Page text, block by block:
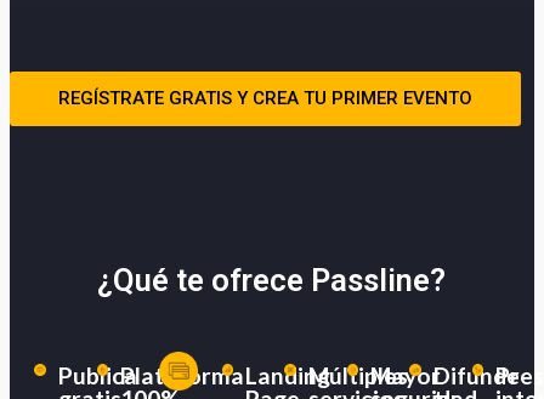
REGÍSTRATE GRATIS Y CREA TU PRIMER EVENTO
¿Qué te ofrece Passline?
PublicaPlataformaLandingMúltiplesMayorDifunde